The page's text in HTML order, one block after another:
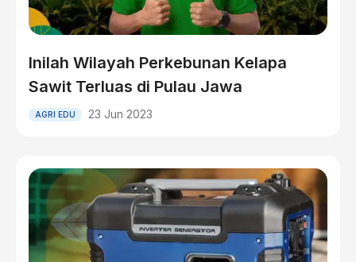
Inilah Wilayah Perkebunan Kelapa
Sawit Terluas di Pulau Jawa
AGRI EDU 23 Jun 2023